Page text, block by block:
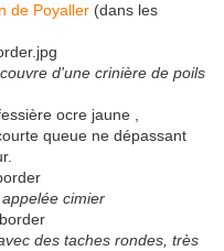
de Poyaller (dans les
d'une crinière de poils
ocre jaune ,
queue ne dépassant
cimier
des taches rondes, très